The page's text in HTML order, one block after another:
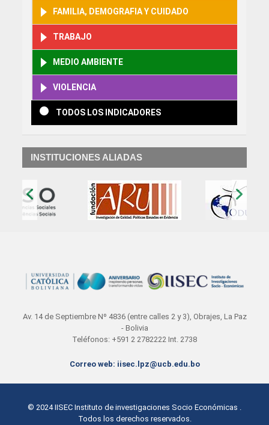
FAMILIA, DEMOGRAFIA Y CUIDADO
TRABAJO
MEDIO AMBIENTE
VIOLENCIA
TODOS LOS INDICADORES
INSTITUCIONES ALIADAS
Av. 14 de Septiembre Nº 4836 (entre calles 2 y 3), Obrajes, La Paz
- Bolivia
Teléfonos: +591 2 2782222 Int. 2738
Correo web: iisec.lpz@ucb.edu.bo
© 2024IISEC Instituto de investigaciones Socio Económicas
Todos los derechos reservados.